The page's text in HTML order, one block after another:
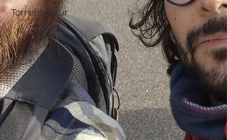
Torrefacteur